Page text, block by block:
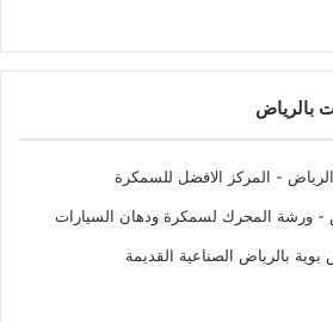
بالرياض
- المركز الافضل للسمكرة
- ورشة المحرك لسمكرة ودهان السيارات
بالرياض الصناعية القديمة